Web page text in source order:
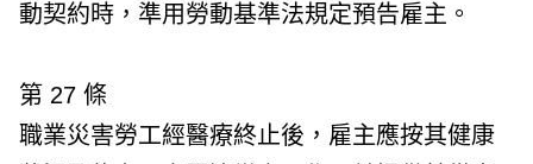
動契約時，準用勞動基準法規定預告雇主。
第 27 條
職業災害勞工經醫療終止後，雇主應按其健康